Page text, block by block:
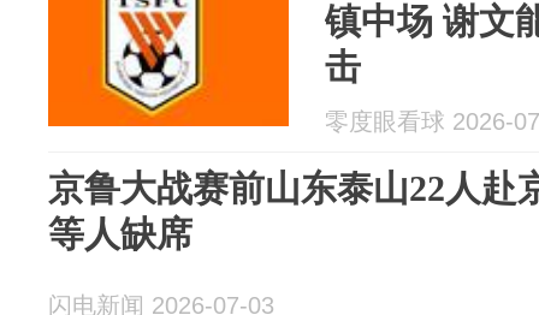
镇中场 谢文
击
零度眼看球 2026-
京鲁大战赛前山东泰山22人赴
等人缺席
闪电新闻 2026-07-03